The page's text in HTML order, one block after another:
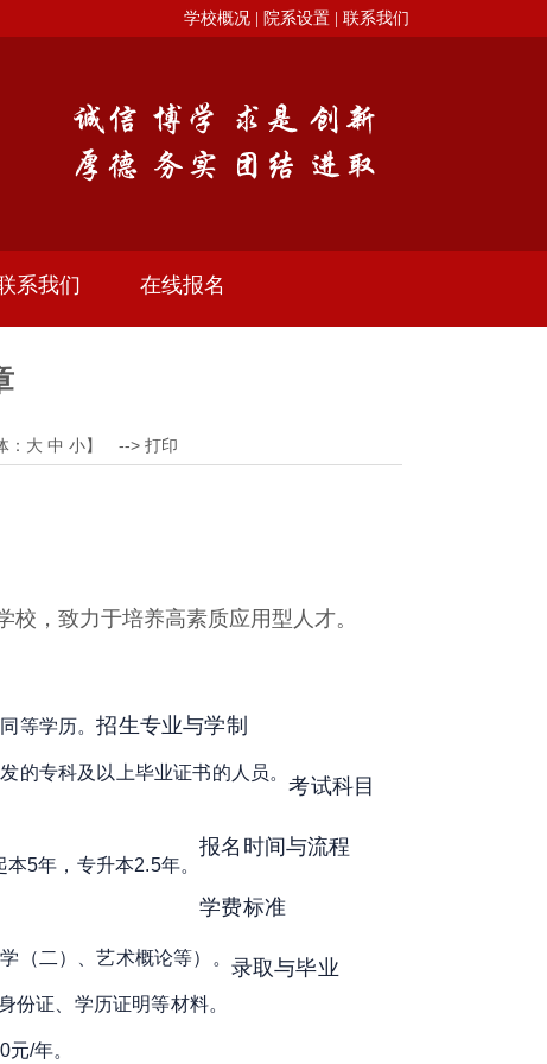
学校概况 | 院系设置 | 联系我们
系我们 在线报名
大 中 小】 --> 打印
校，致力于培养高素质应用型人才。
等学历。
的专科及以上毕业证书的人员。
招生专业与学制
本5年，专升本2.5年。
考试科目
（二）、艺术概论等） 。
报名时间与流程
份证、学历证明等材料。
学费标准
元/年。
录取与毕业